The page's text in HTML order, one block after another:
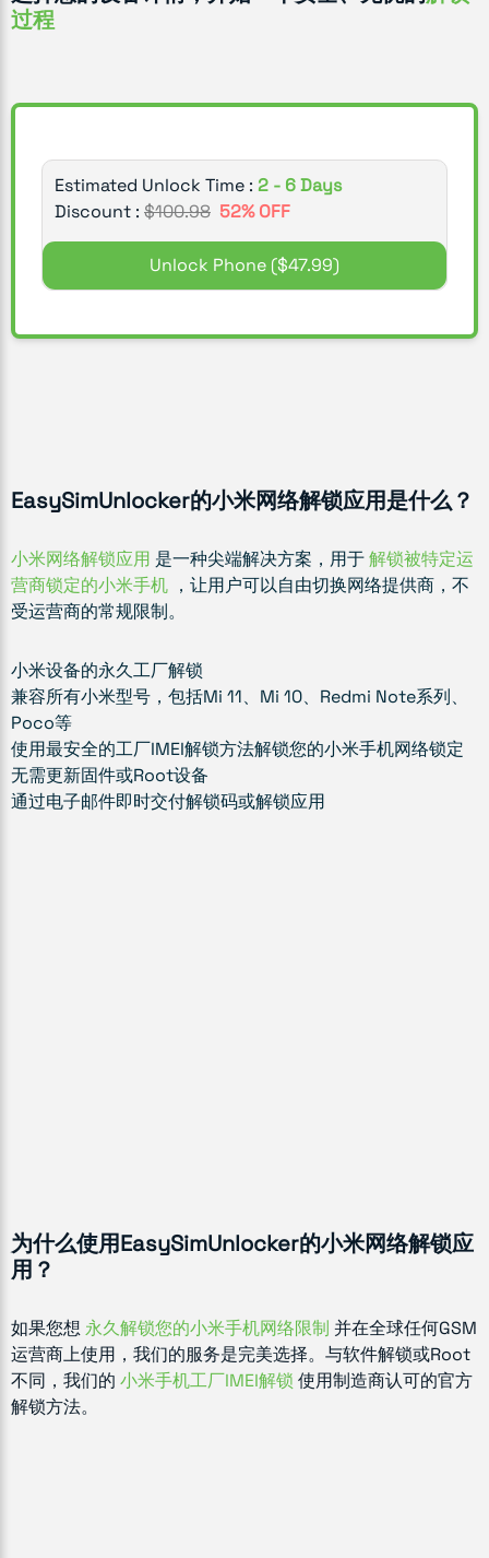
过程
Estimated Unlock Time : 2 - 6 Days
Discount : $100.98 52% OFF
Unlock Phone ($47.99)
EasySimUnlocker的小米网络解锁应用是什么？
小米网络解锁应用 是一种尖端解决方案，用于解锁被特定运
营商锁定的小米手机 ，让用户可以自由切换网络提供商，不
受运营商的常规限制。
小米设备的永久工厂解锁
兼容所有小米型号，包括Mi 11、Mi 10、Redmi Note系列、
Poco等
使用最安全的工厂IMEI解锁方法解锁您的小米手机网络锁定
无需更新固件或Root设备
通过电子邮件即时交付解锁码或解锁应用
为什么使用EasySimUnlocker的小米网络解锁应
用？
如果您想 永久解锁您的小米手机网络限制 并在全球任何GSM
运营商上使用，我们的服务是完美选择。与软件解锁或Root
不同，我们的 小米手机工厂IMEI解锁 使用制造商认可的官方
解锁方法。